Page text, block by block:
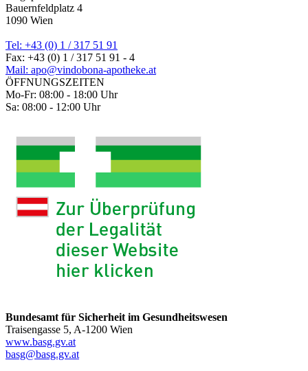
Bauernfeldplatz 4
1090 Wien
Tel: +43 (0) 1 / 317 51 91
Fax: +43 (0) 1 / 317 51 91 - 4
Mail: apo@vindobona-apotheke.at
ÖFFNUNGSZEITEN
Mo-Fr: 08:00 - 18:00 Uhr
Sa: 08:00 - 12:00 Uhr
Bundesamt für Sicherheit im Gesundheitswesen
Traisengasse 5, A-1200 Wien
www.basg.gv.at
basg@basg.gv.at